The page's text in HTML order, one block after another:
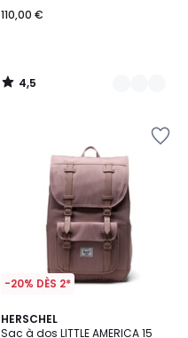
110,00 €
4,5
/
-20% DÈS 2*
HERSCHEL
Sac à dos LITTLE AMERICA 15
4,5
/ 5
4